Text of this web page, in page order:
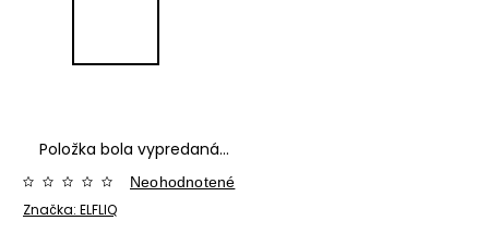
Položka bola vypredaná…
Značka: ELFLIQ
Neohodnotené